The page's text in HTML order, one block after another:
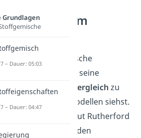
im
Vergleich
Auch das rutherfordsche
Atommodell stößt an seine
wie du im
Vergleich zu
moderneren Atommodellen siehst.
Elektronen kreisen laut Rutherford
in der Atomhülle um den
Grundlagen
– Dauer: 05:03
– Dauer: 04:47